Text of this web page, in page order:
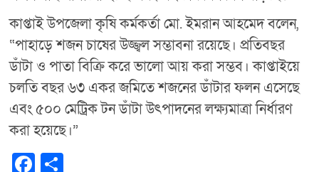
কাপ্তাই উপজেলা কৃষি কর্মকর্তা মো. ইমরান আহমেদ বলেন,
“পাহাড়ে শজন চাষের উজ্জ্বল সম্ভাবনা রয়েছে। প্রতিবছর
ডাঁটা ও পাতা বিক্রি করে ভালো আয় করা সম্ভব। কাপ্তাইয়ে
চলতি বছর ৬৩ একর জমিতে শজনের ডাঁটার ফলন এসেছে
এবং ৫০০ মেট্রিক টন ডাঁটা উৎপাদনের লক্ষ্যমাত্রা নির্ধারণ
করা হয়েছে।”
F